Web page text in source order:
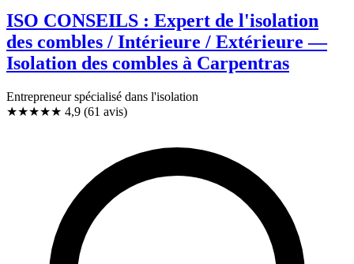
ISO CONSEILS : Expert de l'isolation
des combles / Intérieure / Extérieure —
Isolation des combles à Carpentras
Entrepreneur spécialisé dans l'isolation
★★★★★ 4,9 (61 avis)